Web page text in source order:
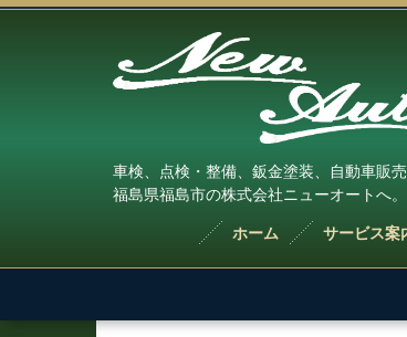
車検、点検・整備、鈑金塗装、自動車販
福島県福島市の株式会社ニューオートへ。
ホーム サービス案